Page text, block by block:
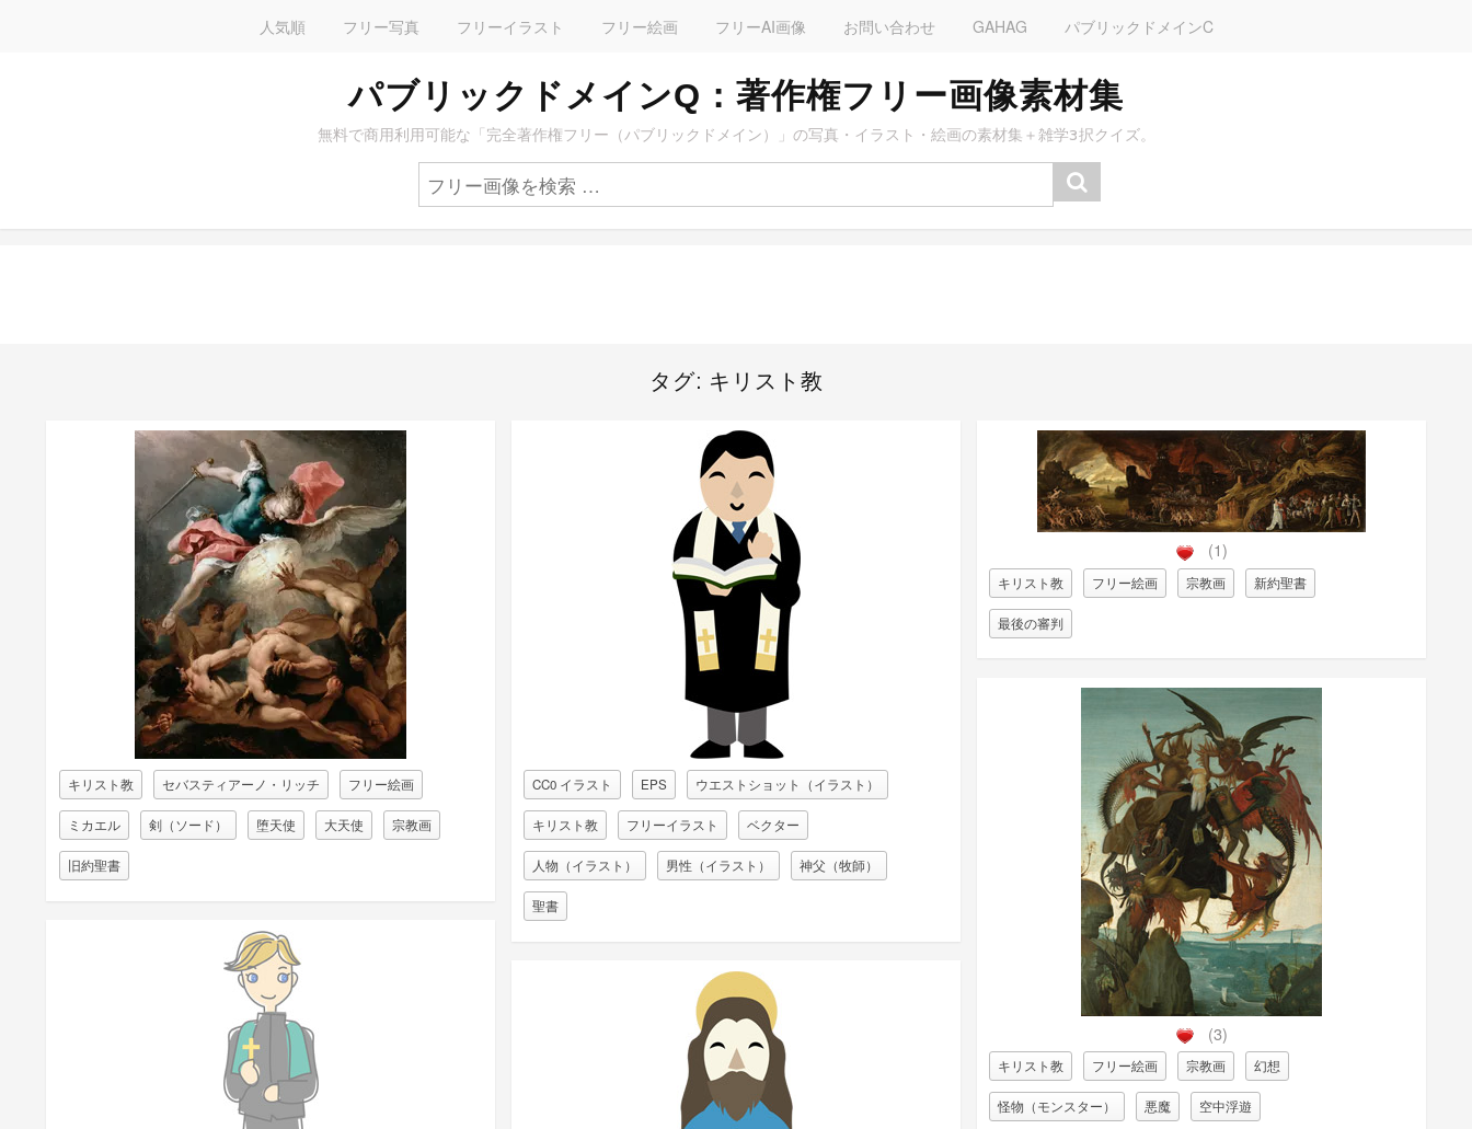
人気順 フリー写真 フリーイラスト フリー絵画 フリーAI画像 お問い合わせ GAHAG パブリックドメインC
パブリックドメインQ：著作権フリー画像素材集
無料で商用利用可能な「完全著作権フリー（パブリックドメイン）」の写真・イラスト・絵画の素材集＋雑学3択クイズ。
タグ: キリスト教
キリスト教 セバスティアーノ・リッチ フリー絵画
ミカエル 剣（ソード） 堕天使 大天使 宗教画
旧約聖書
CC0 イラスト EPS ウエストショット（イラスト）
キリスト教 フリーイラスト ベクター
人物（イラスト） 男性（イラスト） 神父（牧師）
聖書
(1)
キリスト教 フリー絵画 宗教画 新約聖書
最後の審判
(3)
キリスト教 フリー絵画 宗教画 幻想
怪物（モンスター） 悪魔 空中浮遊